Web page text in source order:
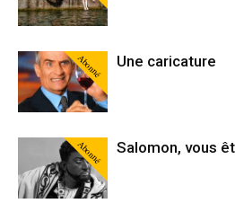
Abonné Une caricature
Abonné Salomon, vous